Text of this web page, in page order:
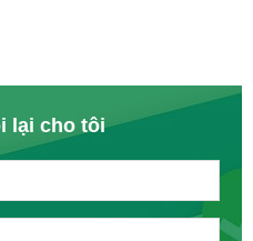
lại cho tôi